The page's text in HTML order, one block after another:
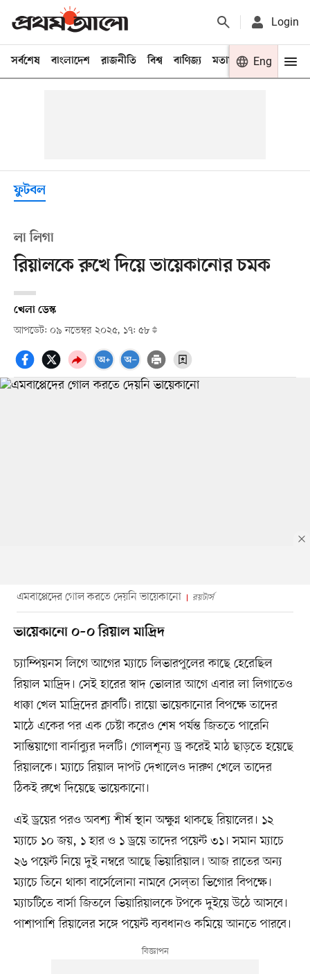
Login
সর্বশেষ বাংলাদেশ রাজনীতি বিশ্ব বাণিজ্য মতামত খেলা
Eng
ফুটবল
লা লিগা
রিয়ালকে রুখে দিয়ে ভায়েকানোর চমক
খেলা ডেস্ক
আপডেট: ০৯ নভেম্বর ২০২৫, ১৭: ৫৮
এমবাপ্পেদের গোল করতে দেয়নি ভায়েকানো রয়টার্স
ভায়েকানো ০–০ রিয়াল মাদ্রিদ
চ্যাম্পিয়নস লিগে আগের ম্যাচে লিভারপুলের কাছে হেরেছিল
রিয়াল মাদ্রিদ। সেই হারের স্বাদ ভোলার আগে এবার লা লিগাতেও
ধাক্কা খেল মাদ্রিদের ক্লাবটি। রায়ো ভায়েকানোর বিপক্ষে তাদের
মাঠে একের পর এক চেষ্টা করেও শেষ পর্যন্ত জিততে পারেনি
সান্তিয়াগো বার্নাব্যুর দলটি। গোলশূন্য ড্র করেই মাঠ ছাড়তে হয়েছে
রিয়ালকে। ম্যাচে রিয়াল দাপট দেখালেও দারুণ খেলে তাদের
ঠিকই রুখে দিয়েছে ভায়েকানো।
এই ড্রয়ের পরও অবশ্য শীর্ষ স্থান অক্ষুণ্ন থাকছে রিয়ালের। ১২
ম্যাচে ১০ জয়, ১ হার ও ১ ড্রয়ে তাদের পয়েন্ট ৩১। সমান ম্যাচে
২৬ পয়েন্ট নিয়ে দুই নম্বরে আছে ভিয়ারিয়াল। আজ রাতের অন্য
ম্যাচে তিনে থাকা বার্সেলোনা নামবে সেল্তা ভিগোর বিপক্ষে।
ম্যাচটিতে বার্সা জিতলে ভিয়ারিয়ালকে টপকে দুইয়ে উঠে আসবে।
পাশাপাশি রিয়ালের সঙ্গে পয়েন্ট ব্যবধানও কমিয়ে আনতে পারবে।